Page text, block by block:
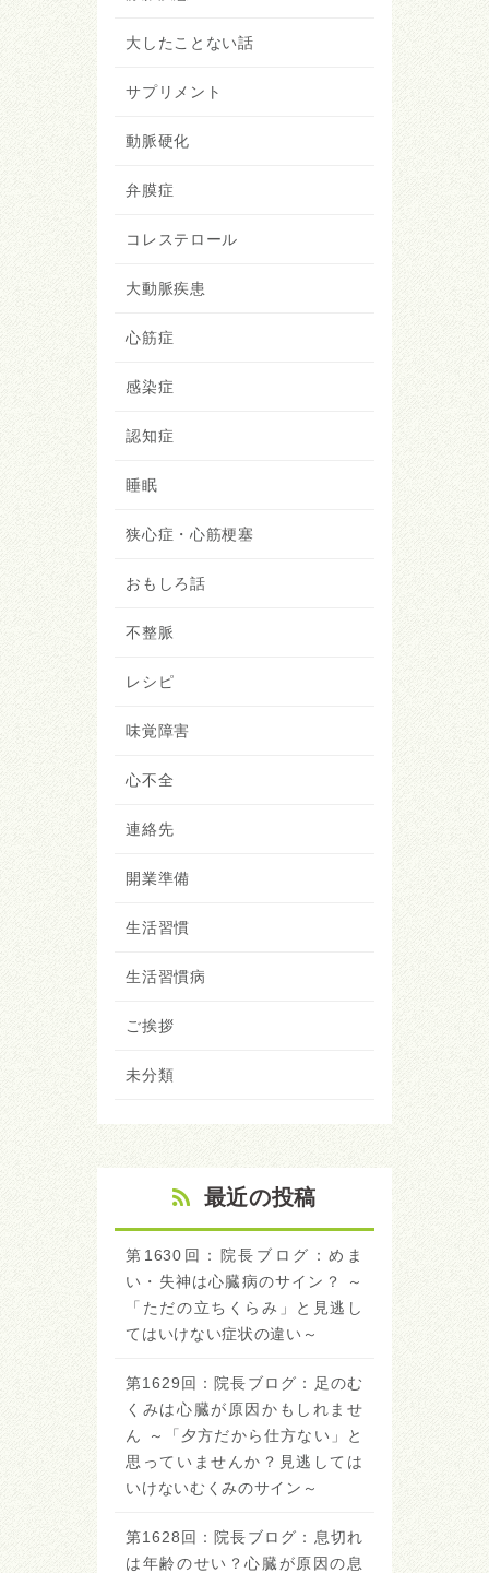
大したことない話
サプリメント
動脈硬化
弁膜症
コレステロール
大動脈疾患
心筋症
感染症
認知症
睡眠
狭心症・心筋梗塞
おもしろ話
不整脈
レシピ
味覚障害
心不全
連絡先
開業準備
生活習慣
生活習慣病
ご挨拶
未分類
最近の投稿
第1630回：院長ブログ：めま
い・失神は心臓病のサイン？ ～
「ただの立ちくらみ」と見逃し
てはいけない症状の違い～
第1629回：院長ブログ：足のむ
くみは心臓が原因かもしれませ
ん ～「夕方だから仕方ない」と
思っていませんか？見逃しては
いけないむくみのサイン～
第1628回：院長ブログ：息切れ
は年齢のせい？心臓が原因の息